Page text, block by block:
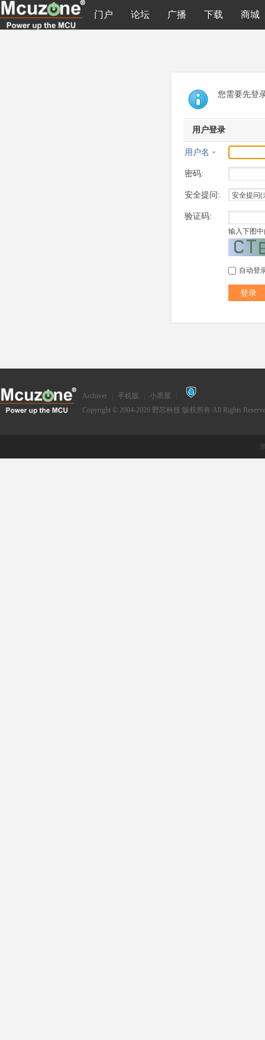
门户 论坛 广播 下载 商城
您需要先登
用户登录
用户名
密码:
安全提问:
验证码:
输入下图
自动登
登录
Archiver 手机版 小黑屋
Copyright © 2004-2026 野芯科技 版权所有 All Rights